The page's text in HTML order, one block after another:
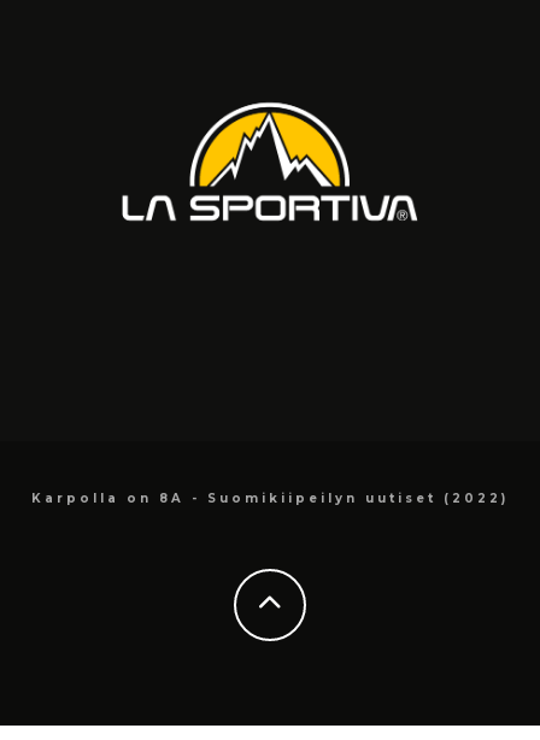
Karpolla on 8A - Suomikiipeilyn uutiset (2022)